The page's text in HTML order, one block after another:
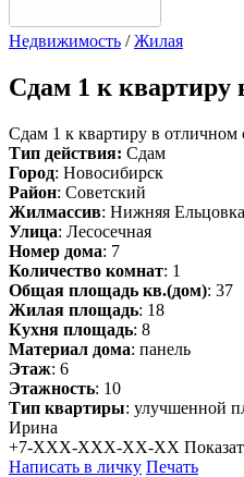
Недвижимость /Жилая
Сдам 1 к квартиру
Сдам 1 к квартиру в отличном
Тип действия: Сдам
Город: Новосибирск
Район: Советский
Жилмассив: Нижняя Ельцовка
Улица: Лесосечная
Номер дома: 7
Количество комнат: 1
Общая площадь кв.(дом): 37
Жилая площадь: 18
Кухня площадь: 8
Материал дома: панель
Этаж: 6
Этажность: 10
Тип квартиры: улучшенной
Ирина
+7-XXX-XXX-XX-XX
Написать в личку Печать